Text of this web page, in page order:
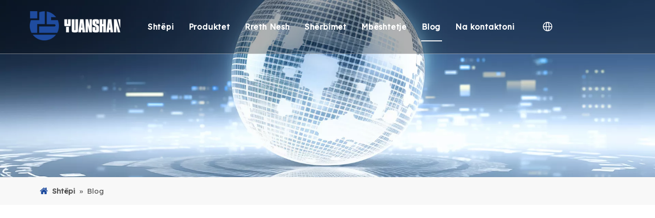
Shtëpi Produktet
Stacionet e lidhjes Thunderbolt
Stacionet e lidhjes së DisplayLink
Stacionet e ankorimit
Hubs USB
Lexues i kartave USB
Përshtatës
Kabllo
Rreth Nesh
Vështrim i përgjithshëm
Certifikimi
Ekipi ynë
Shërbimet
OEM/ODM
Përgjigje
Dorëzimi
Mbështetje
Mbështetje Teknike
Pajtueshmëria mjedisore
Kthimi i garancisë
FAQ
Blog Na kontaktoni
Shtëpi » Blog